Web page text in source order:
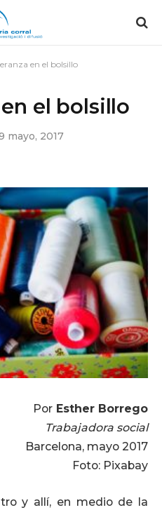
en el bolsillo
el bolsillo
mayo, 2017
Por Esther Borrego
Trabajadora social
Barcelona, mayo 2017
Foto: Pixabay
y allí, en medio de la